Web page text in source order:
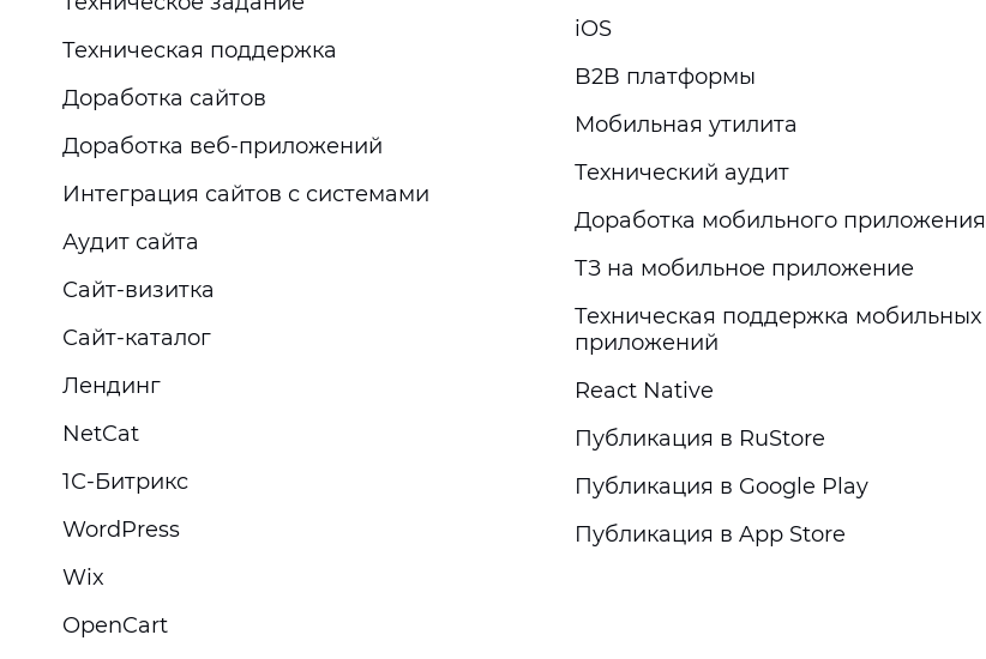
Техническая поддержка
Доработка сайтов
Доработка веб-приложений
Интеграция сайтов с системами
Аудит сайта
Сайт-визитка
Сайт-каталог
Лендинг
NetCat
1С-Битрикс
WordPress
Wix
OpenCart
iOS
B2B платформы
Мобильная утилита
Технический аудит
Доработка мобильного приложения
ТЗ на мобильное приложение
Техническая поддержка мобильных
приложений
React Native
Публикация в RuStore
Публикация в Google Play
Публикация в App Store